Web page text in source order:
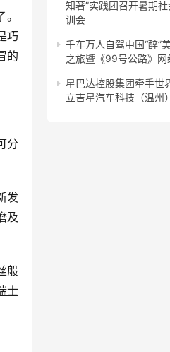
巧
的
分
发
及
般
士
知著”实践团召开暑期
训会
千车万人自驾中国“醉”
之旅暨《99号公路》
星巴达控股集团牵手世
立吉星汽车科技（温州